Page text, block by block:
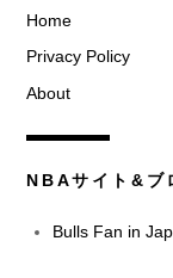
Home
Privacy Policy
About
NBAサイト&ブ
Bulls Fan in